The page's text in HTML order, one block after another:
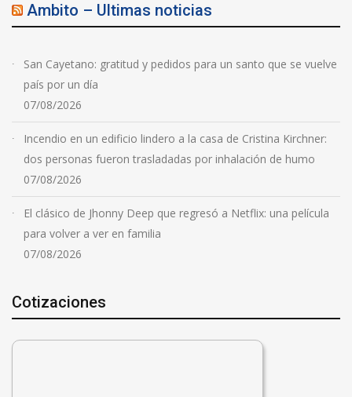
Ambito – Ultimas noticias
San Cayetano: gratitud y pedidos para un santo que se vuelve
país por un día
07/08/2026
Incendio en un edificio lindero a la casa de Cristina Kirchner:
dos personas fueron trasladadas por inhalación de humo
07/08/2026
El clásico de Jhonny Deep que regresó a Netflix: una película
para volver a ver en familia
07/08/2026
Cotizaciones